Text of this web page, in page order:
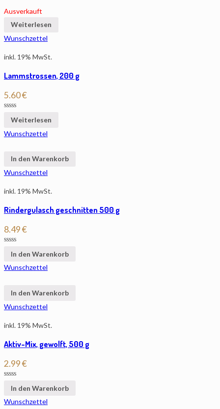
Ausverkauft
Weiterlesen
Wunschzettel
inkl. 19% MwSt.
Lammstrossen, 200 g
5.60€
Weiterlesen
Wunschzettel
In den Warenkorb
Wunschzettel
inkl. 19% MwSt.
Rindergulasch geschnitten 500 g
8.49€
In den Warenkorb
Wunschzettel
In den Warenkorb
Wunschzettel
inkl. 19% MwSt.
Aktiv-Mix, gewolft, 500 g
2.99€
In den Warenkorb
Wunschzettel